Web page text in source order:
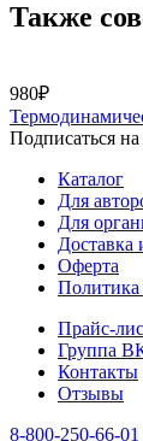
Также
980₽
Подписаться
Каталог
Для
Для
Доставка
Оферта
Политика
Прайс-
Группа
Контакты
Отзывы
8-800-250-66-01